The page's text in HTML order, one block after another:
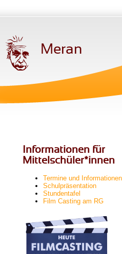
Meran
Informationen für
Mittelschüler*innen
Termine und Informationen
Schulpräsentation
Stundentafel
Film Casting am RG